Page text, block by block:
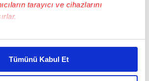
tarayıcı ve cihazlarını
halinde sizlere özel
yaşatabiliriz. Bunu yaparken
iyi bir reklam deneyimi sunmak
Tümünü Kabul Et
adam kaleci Harun, Şener,
Topal ve Slimani'yi
önünde kulübede oturtup